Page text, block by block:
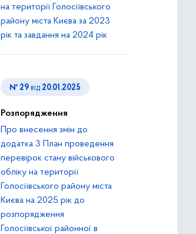
на території Голосіївського
району міста Києва за 2023
рік та завдання на 2024 рік
№ 29 від 20.01.2025
Розпорядження
Про внесення змін до
додатка 3 План проведення
перевірок стану військового
обліку на території
Голосіївського району міста
Києва на 2025 рік до
розпорядження
Голосіївської районної в